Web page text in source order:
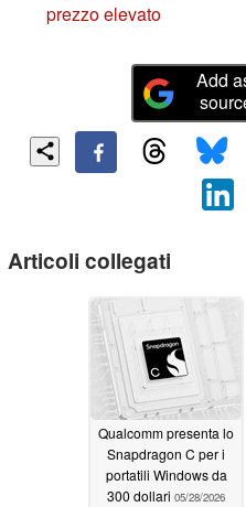
prezzo elevato
Add
Articoli collegati
Qualcomm presenta lo
Snapdragon C per i
portatili Windows da
300 dollari 05/28/2026